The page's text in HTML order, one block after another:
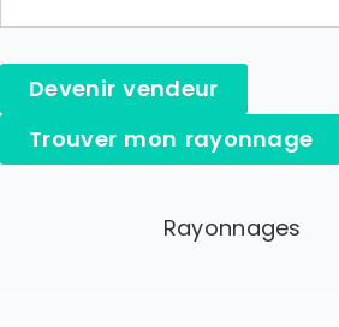
Devenir vendeur
Trouver mon rayonnage
Rayonnages